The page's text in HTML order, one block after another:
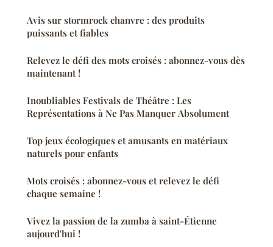
Avis sur stormrock chanvre : des produits
puissants et fiables
Relevez le défi des mots croisés : abonnez-vous dès
maintenant !
Inoubliables Festivals de Théâtre : Les
Représentations à Ne Pas Manquer Absolument
Top jeux écologiques et amusants en matériaux
naturels pour enfants
Mots croisés : abonnez-vous et relevez le défi
chaque semaine !
Vivez la passion de la zumba à saint-Étienne
aujourd'hui !